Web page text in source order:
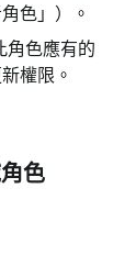
色」）。
角色應有的
權限。
色